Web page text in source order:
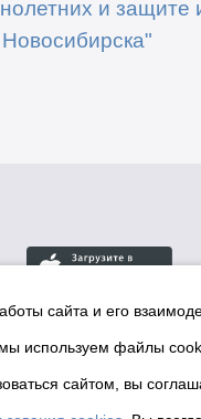
и защите
2026
Cookies
сайта и его
используем файлы
сайтом, вы